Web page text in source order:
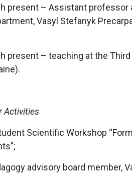
present – Assistant
Vasyl Stefanyk
present – teaching at the
Activities
Scientific Workshop
advisory board member,